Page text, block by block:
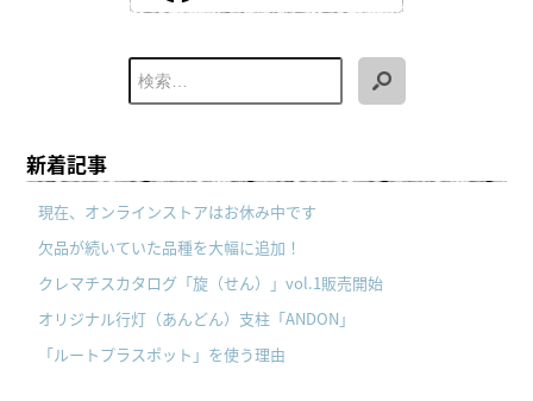
新着記事
現在、オンラインストアはお休み中です
欠品が続いていた品種を大幅に追加！
クレマチスカタログ「旋（せん）」vol.1販売開始
オリジナル行灯（あんどん）支柱「ANDON」
「ルートプラスポット」を使う理由